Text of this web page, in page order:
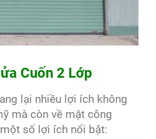
Cuốn 2 Lớp
lại nhiều lợi ích không
mà còn về mặt công
số lợi ích nổi bật: